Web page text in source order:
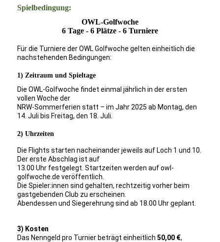
Spielbedingung:
OWL-Golfwoche
6 Tage - 6 Plätze - 6 Turniere
Für die Turniere der OWL Golfwoche gelten einheitlich die
nachstehenden Bedingungen:
1) Zeitraum und Spieltage
Die OWL-Golfwoche findet einmal jährlich in der ersten
vollen Woche der
NRW-Sommerferien statt – im Jahr 2025 ab Montag, den
14. Juli bis Freitag, den 18. Juli.
2) Uhrzeiten
Die Flights starten nacheinander jeweils auf Loch 1 und 10.
Der erste Abschlag ist auf
13.00 Uhr festgelegt. Startzeiten werden auf owl-
golfwoche.de veröffentlich.
Die Spieler:innen sind gehalten, rechtzeitig vorher beim
gastgebenden Club zu erscheinen.
Abendessen und Siegerehrung sind ab 18.00 Uhr geplant.
3) Kosten
Das Nenngeld pro Turnier beträgt einheitlich 50,00 €,